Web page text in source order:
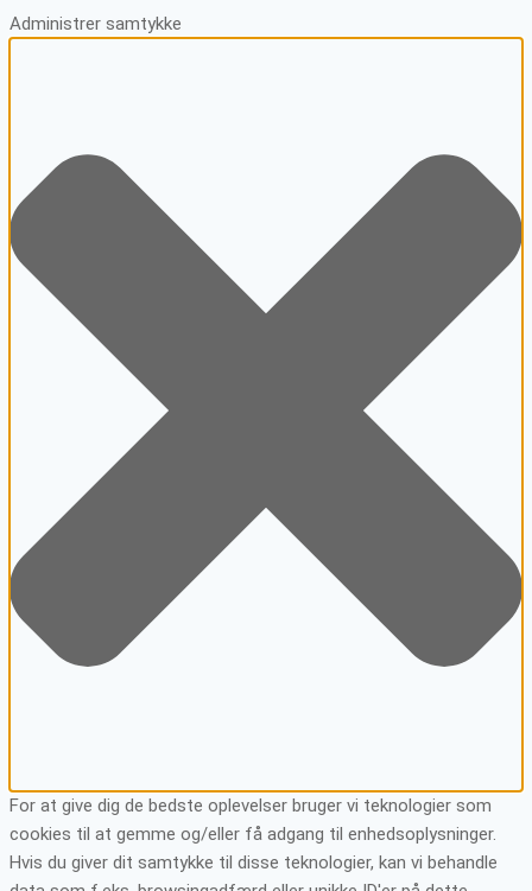
Administrer samtykke
For at give dig de bedste oplevelser bruger vi teknologier som
cookies til at gemme og/eller få adgang til enhedsoplysninger.
Hvis du giver dit samtykke til disse teknologier, kan vi behandle